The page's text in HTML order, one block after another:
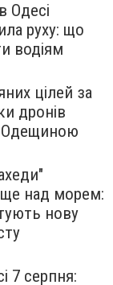
Одесі
руху: що
водіям
цілей за
дронів
над морем:
нову
7 серпня: